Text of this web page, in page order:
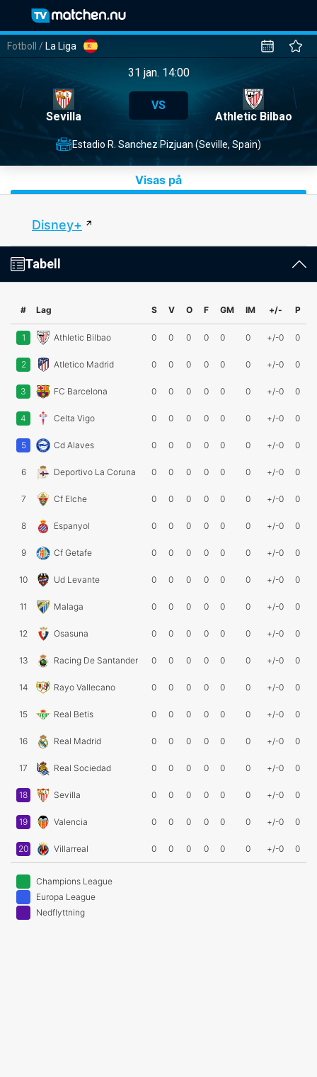
Fotboll / La Liga
31 jan. 14:00
Sevilla
VS
Athletic Bilbao
Estadio R. Sanchez Pizjuan (Seville, Spain)
Visas på
Disney+
Tabell
# Lag S V O F GM IM +/- P
1 Athletic Bilbao 0 0 0 0 0 0 +/-0 0
2 Atletico Madrid 0 0 0 0 0 0 +/-0 0
3 FC Barcelona 0 0 0 0 0 0 +/-0 0
4 Celta Vigo 0 0 0 0 0 0 +/-0 0
5 Cd Alaves 0 0 0 0 0 0 +/-0 0
6 Deportivo La Coruna 0 0 0 0 0 0 +/-0 0
7 Cf Elche 0 0 0 0 0 0 +/-0 0
8 Espanyol 0 0 0 0 0 0 +/-0 0
9 Cf Getafe 0 0 0 0 0 0 +/-0 0
10 Ud Levante 0 0 0 0 0 0 +/-0 0
11 Malaga 0 0 0 0 0 0 +/-0 0
12 Osasuna 0 0 0 0 0 0 +/-0 0
13 Racing De Santander 0 0 0 0 0 0 +/-0 0
14 Rayo Vallecano 0 0 0 0 0 0 +/-0 0
15 Real Betis 0 0 0 0 0 0 +/-0 0
16 Real Madrid 0 0 0 0 0 0 +/-0 0
17 Real Sociedad 0 0 0 0 0 0 +/-0 0
18 Sevilla 0 0 0 0 0 0 +/-0 0
19 Valencia 0 0 0 0 0 0 +/-0 0
20 Villarreal 0 0 0 0 0 0 +/-0 0
Champions League
Europa League
Nedflyttning